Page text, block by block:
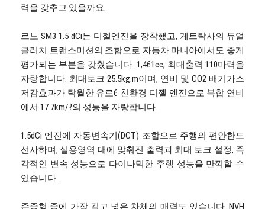
력을 갖추고 있을까요.
르노 SM3 1.5 dCi는 디젤엔진을 장착했고, 게트락사의 듀얼
클러치 트랜스미션의 조합으로 자동차 마니아에서도 좋게
평가되는 부분을 갖췄습니다. 1,461cc, 최대출력 110마력을
자랑합니다. 최대토크 25.5kg.m이며, 연비 및 CO2 배기가스
저감효과가 탁월한 유로6 친환경 디젤 엔진으로 복합 연비
에서 17.7km/ℓ의 성능을 자랑합니다.
1.5dCi 엔진에 자동변속기(DCT) 조합으로 주행의 편안한도
선사하며, 실용영역 대에 맞춰진 출력과 최대 토크 설정, 즉
각적인 변속 성능으로 다이나믹한 주행 성능을 만끽할 수
있습니다.
준중형 중에 가장 길고 넓은 차체의 매력도 있습니다. NVH